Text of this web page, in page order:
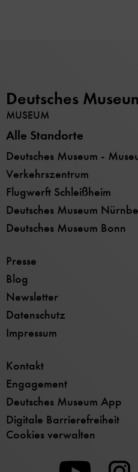
Deutsches
MUSEUM
Alle Standorte
Deutsches Museum -
Verkehrszentrum
Flugwerft Schleißheim
Deutsches Museum
Deutsches Museum Bonn
Presse
Blog
Newsletter
Datenschutz
Impressum
Kontakt
Engagement
Deutsches Museum App
Digitale Barrierefreiheit
Cookies verwalten